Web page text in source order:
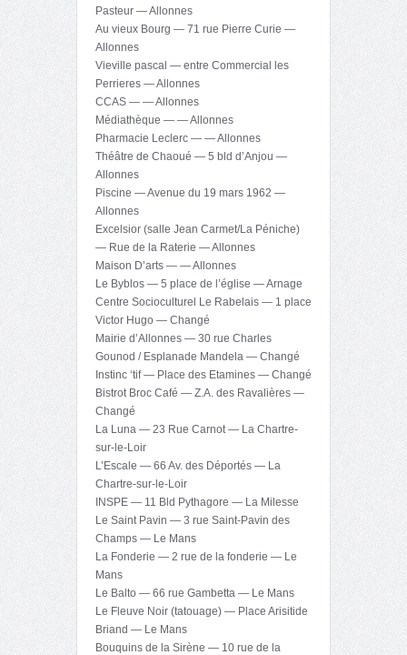
Pasteur — Allonnes
Au vieux Bourg — 71 rue Pierre Curie —
Allonnes
Vieville pascal — entre Commercial les
Perrieres — Allonnes
CCAS — — Allonnes
Médiathèque — — Allonnes
Pharmacie Leclerc — — Allonnes
Théâtre de Chaoué — 5 bld d’Anjou —
Allonnes
Piscine — Avenue du 19 mars 1962 —
Allonnes
Excelsior (salle Jean Carmet/La Péniche)
— Rue de la Raterie — Allonnes
Maison D’arts — — Allonnes
Le Byblos — 5 place de l’église — Arnage
Centre Socioculturel Le Rabelais — 1 place
Victor Hugo — Changé
Mairie d’Allonnes — 30 rue Charles
Gounod / Esplanade Mandela — Changé
Instinc ‘tif — Place des Etamines — Changé
Bistrot Broc Café — Z.A. des Ravalières —
Changé
La Luna — 23 Rue Carnot — La Chartre-
sur-le-Loir
L’Escale — 66 Av. des Déportés — La
Chartre-sur-le-Loir
INSPE — 11 Bld Pythagore — La Milesse
Le Saint Pavin — 3 rue Saint-Pavin des
Champs — Le Mans
La Fonderie — 2 rue de la fonderie — Le
Mans
Le Balto — 66 rue Gambetta — Le Mans
Le Fleuve Noir (tatouage) — Place Arisitide
Briand — Le Mans
Bouquins de la Sirène — 10 rue de la